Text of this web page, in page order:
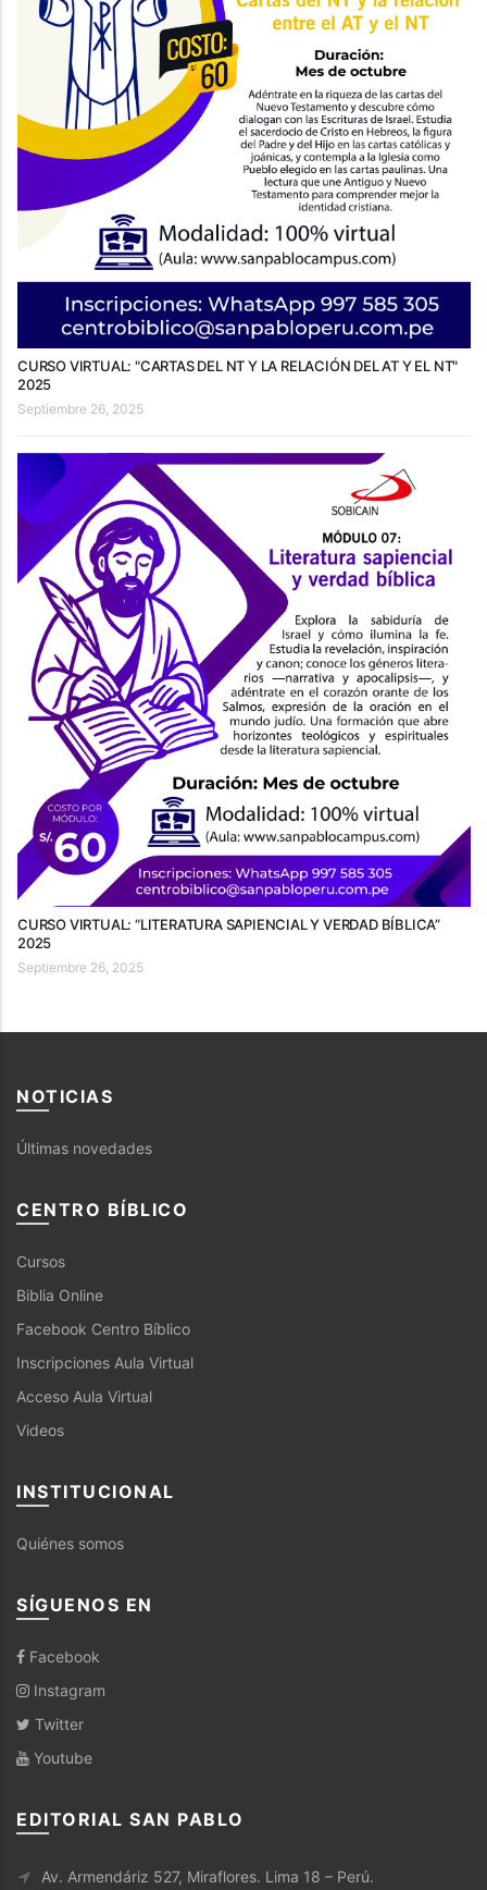
CURSO VIRTUAL: "CARTAS DEL NT Y LA RELACIÓN DEL AT Y EL NT"
2025
Septiembre 26, 2025
CURSO VIRTUAL: “LITERATURA SAPIENCIAL Y VERDAD BÍBLICA”
2025
Septiembre 26, 2025
NOTICIAS
Últimas novedades
CENTRO BÍBLICO
Cursos
Biblia Online
Facebook Centro Bíblico
Inscripciones Aula Virtual
Acceso Aula Virtual
Videos
INSTITUCIONAL
Quiénes somos
SÍGUENOS EN
Facebook
Instagram
Twitter
Youtube
EDITORIAL SAN PABLO
Av. Armendáriz 527, Miraflores. Lima 18 – Perú.